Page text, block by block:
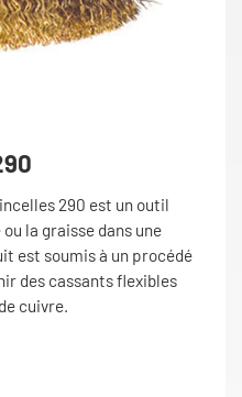
290 est un outil
la graisse dans une
est soumis à un procédé
des cassants flexibles
cuivre.